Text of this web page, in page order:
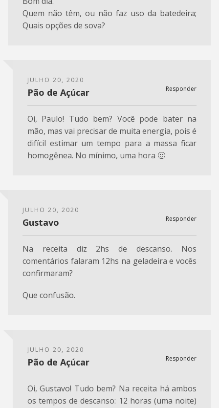
Quem não têm, ou não faz uso da batedeira;
Quais opções de sova?
JULHO 20, 2020
Responder
Pão de Açúcar
Oi, Paulo! Tudo bem? Você pode bater na
mão, mas vai precisar de muita energia, pois é
difícil estimar um tempo para a massa ficar
homogênea. No mínimo, uma hora 🙂
JULHO 20, 2020
Responder
Gustavo
Na receita diz 2hs de descanso. Nos
comentários falaram 12hs na geladeira e vocês
confirmaram?
Que confusão.
JULHO 20, 2020
Responder
Pão de Açúcar
Oi, Gustavo! Tudo bem? Na receita há ambos
os tempos de descanso: 12 horas (uma noite)